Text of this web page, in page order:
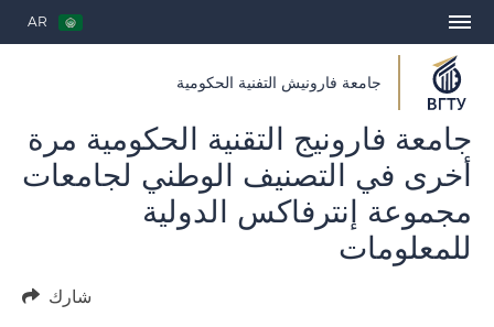
AR
جامعة فارونيش التفنية الحكومية
جامعة فارونيج التقنية الحكومية مرة
أخرى في التصنيف الوطني لجامعات
مجموعة إنترفاكس الدولية
للمعلومات
شارك